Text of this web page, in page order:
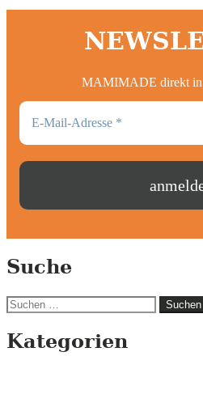
MAMIMADE direkt in
Suche
Suchen
Kategorien